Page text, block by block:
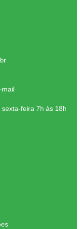
mail
feira 7h às 18h